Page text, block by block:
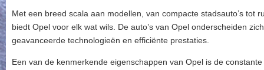
Met een breed scala aan modellen, van compacte stadsauto’s tot
biedt Opel voor elk wat wils. De auto’s van Opel onderscheiden
geavanceerde technologieën en efficiënte prestaties.
Een van de kenmerkende eigenschappen van Opel is de